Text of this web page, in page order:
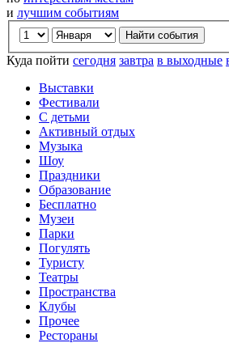
и лучшим событиям
Куда пойти сегодня завтра в выходные
Выставки
Фестивали
С детьми
Активный отдых
Музыка
Шоу
Праздники
Образование
Бесплатно
Музеи
Парки
Погулять
Туристу
Театры
Пространства
Клубы
Прочее
Рестораны